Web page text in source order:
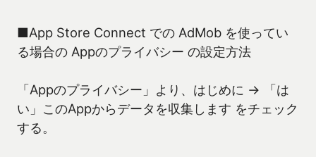
■App Store Connect での AdMob を使ってい
る場合の Appのプライバシー の設定方法
「Appのプライバシー」より、はじめに → 「は
い」このAppからデータを収集します をチェック
する。